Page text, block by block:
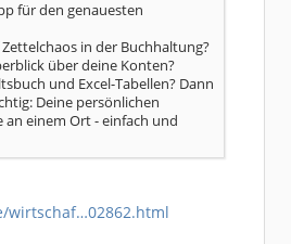
für den genauesten
in der Buchhaltung?
über deine Konten?
und Excel-Tabellen? Dann
Deine persönlichen
an einem Ort - einfach und
wirtschaf…02862.html